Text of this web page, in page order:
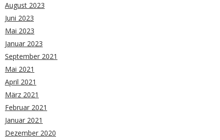
August 2023
Juni 2023
Mai 2023
Januar 2023
September 2021
Mai 2021
April 2021
März 2021
Februar 2021
Januar 2021
Dezember 2020